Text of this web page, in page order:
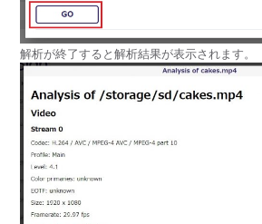
解析が終了すると解析結果が表示されます。